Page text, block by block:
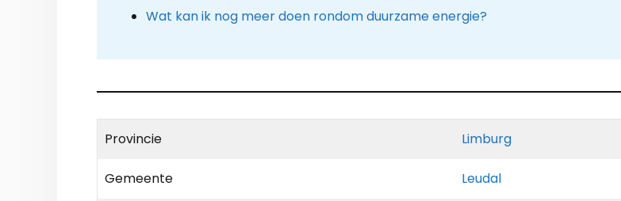
Wat kan ik nog meer doen rondom duurzame energie?
Provincie Limburg
Gemeente Leudal